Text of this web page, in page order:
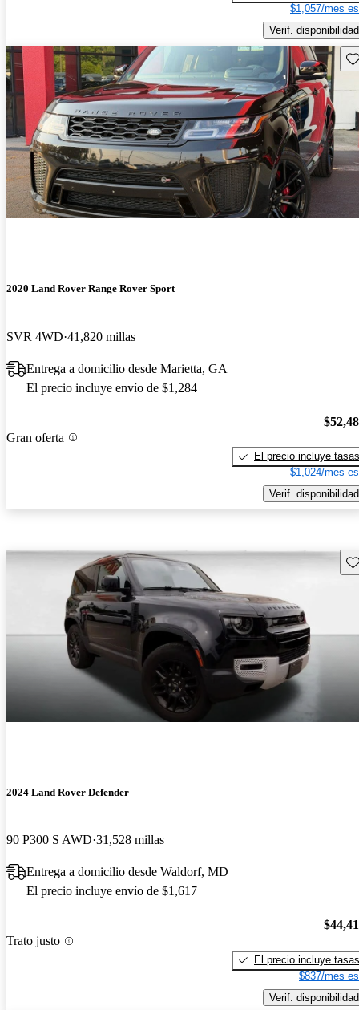
$1,057/mes
Verif. disponibilidad
2020 Land Rover Range Rover Sport
SVR 4WD 41,820 millas
Entrega a domicilio desde Marietta, GA
El precio incluye envío de $1,284
Gran oferta
El precio incluye tasas
$1,024/mes
Verif. disponibilidad
2024 Land Rover Defender
90 P300 S AWD 31,528 millas
Entrega a domicilio desde Waldorf, MD
El precio incluye envío de $1,617
Trato justo
El precio incluye tasas
$837/mes
Verif. disponibilidad